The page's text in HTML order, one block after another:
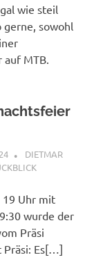
wie steil
gerne, sowohl
auf MTB.
DIETMAR
19 Uhr mit
wurde der
Präsi
Präsi: Es[…]